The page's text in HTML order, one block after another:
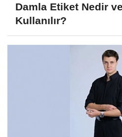
Damla Etiket Nedir
Kullanılır?